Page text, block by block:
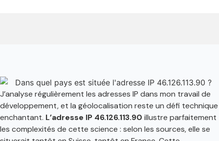
J’analyse régulièrement les adresses IP dans mon travail de
développement, et la géolocalisation reste un défi technique
enchantant. L’adresse IP 46.126.113.90 illustre parfaitement
les complexités de cette science : selon les sources, elle se